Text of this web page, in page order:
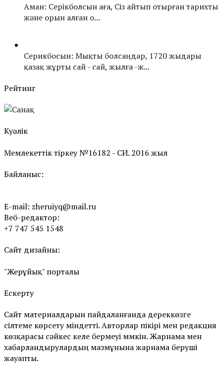
Аман: Серікболсын аға, Сіз айтып отырған тарихты
және орын алған о...
Серикбосын: Мықты болсаңдар, 1720 жыдары
қазақ жұрты сай - сай, жылға -ж...
Рейтинг
Куәлік
Мемлекеттік тіркеу №16182 - СИ. 2016 жыл
Байланыс:
E-mail: zheruiyq@mail.ru
Веб-редактор:
+7 747 545 1548
Сайт дизайны:
"Жерұйық" порталы
Ескерту
Сайт материалдарын пайдаланғанда дереккөзге
сілтеме көрсету міндетті. Авторлар пікірі мен редакция
көзқарасы сәйкес келе бермеуі мүмкін. Жарнама мен
хабарландырулардың мазмұнына жарнама беруші
жауапты.